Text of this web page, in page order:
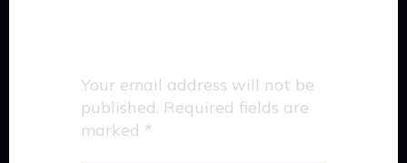
Your email address will not be
published. Required fields are
marked *